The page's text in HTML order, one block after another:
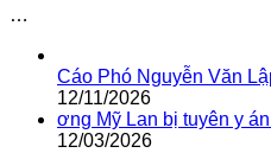
…
Cáo Phó Nguyễn Văn
12/11/2026
ơng Mỹ Lan bị tuyên y
12/03/2026